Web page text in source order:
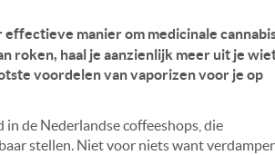
effectieve manier om medicinale
roken, haal je aanzienlijk meer uit je
voordelen van vaporizen voor je op
de Nederlandse coffeeshops, die
stellen. Niet voor niets want